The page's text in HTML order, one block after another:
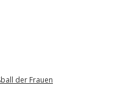
der Frauen